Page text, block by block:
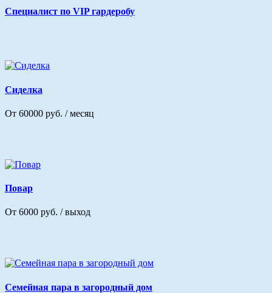
Специалист по VIP гардеробу
Сиделка
От 60000 руб. / месяц
Повар
От 6000 руб. / выход
Семейная пара в загородный дом